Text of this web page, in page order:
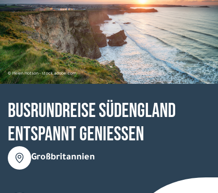
© Helen Hotson - stock.adobe.com
Busrundreise Südengland
entspannt geniessen
Großbritannien